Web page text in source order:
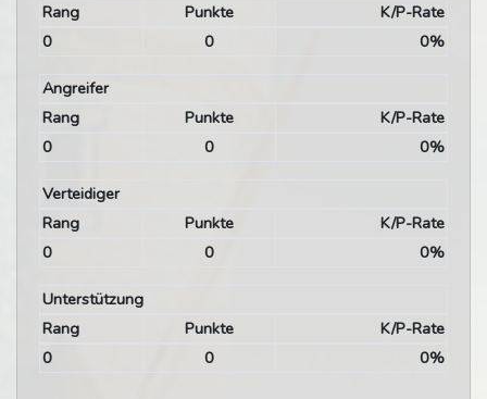
Rang
Punkte
K/P-Rate
0
0 0%
Angreifer
Rang
Punkte
K/P-Rate
0
0 0%
Verteidiger
Rang
Punkte
K/P-Rate
0
0 0%
Unterstützung
Rang
Punkte
K/P-Rate
0
0 0%